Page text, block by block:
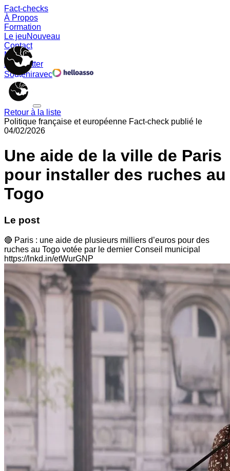
Fact-checks
À Propos
Formation
Le jeuNouveau
Contact
Memes
Newsletter
Souteniravec
Retour à la liste
Politique française et européenne Fact-check publié le
04/02/2026
Une aide de la ville de Paris
pour installer des ruches au
Togo
Le post
🔴 Paris : une aide de plusieurs milliers d’euros pour des
ruches au Togo votée par le dernier Conseil municipal
https://lnkd.in/etWurGNP